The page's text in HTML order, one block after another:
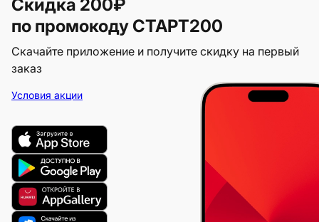
Скидка 200₽
по промокоду СТАРТ200
Скачайте приложение и получите скидку на первый
заказ
Условия акции